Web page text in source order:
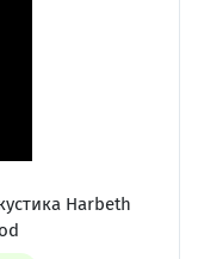
Harbeth